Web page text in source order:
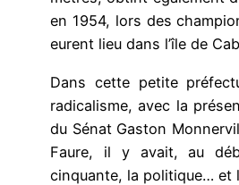
en 1954, lors des
eurent lieu dans l’île de
Dans cette petite
radicalisme, avec la
du Sénat Gaston
Faure, il y avait, au
cinquante, la politique… et